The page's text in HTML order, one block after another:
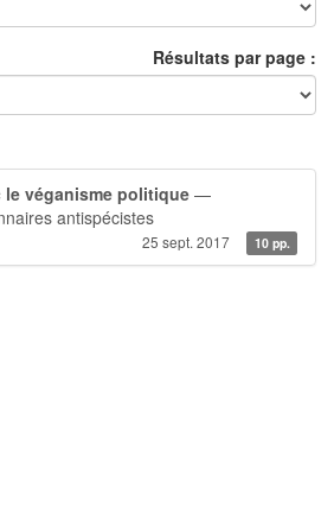
Résultats par page :
le véganisme politique —
antispécistes
25 sept. 2017 10 pp.